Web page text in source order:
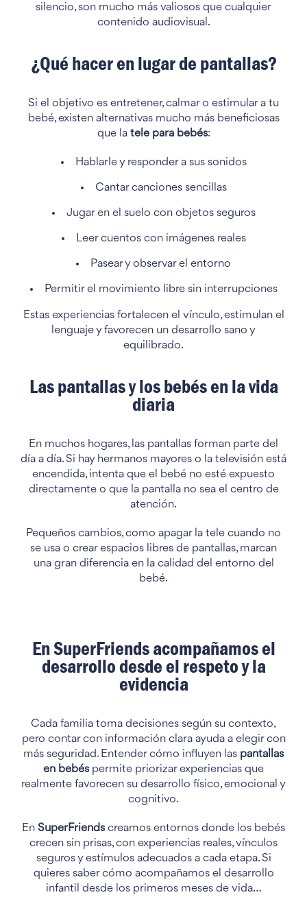
silencio, son mucho más valiosos que cualquier
contenido audiovisual.
¿Qué hacer en lugar de pantallas?
Si el objetivo es entretener, calmar o estimular a tu
bebé, existen alternativas mucho más beneficiosas
que la tele para bebés:
Hablarle y responder a sus sonidos
Cantar canciones sencillas
Jugar en el suelo con objetos seguros
Leer cuentos con imágenes reales
Pasear y observar el entorno
Permitir el movimiento libre sin interrupciones
Estas experiencias fortalecen el vínculo, estimulan el
lenguaje y favorecen un desarrollo sano y
equilibrado.
Las pantallas y los bebés en la vida
diaria
En muchos hogares, las pantallas forman parte del
día a día. Si hay hermanos mayores o la televisión está
encendida, intenta que el bebé no esté expuesto
directamente o que la pantalla no sea el centro de
atención.
Pequeños cambios, como apagar la tele cuando no
se usa o crear espacios libres de pantallas, marcan
una gran diferencia en la calidad del entorno del
bebé.
En SuperFriends acompañamos el
desarrollo desde el respeto y la
evidencia
Cada familia toma decisiones según su contexto,
pero contar con información clara ayuda a elegir con
más seguridad. Entender cómo influyen las pantallas
en bebéspermite priorizar experiencias que
realmente favorecen su desarrollo físico, emocional y
cognitivo.
En SuperFriendscreamos entornos donde los bebés
crecen sin prisas, con experiencias reales, vínculos
seguros y estímulos adecuados a cada etapa. Si
quieres saber cómo acompañamos el desarrollo
infantil desde los primeros meses de vida…